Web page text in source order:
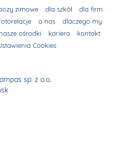
zimowe dla szkół
dla firm
o nas
dlaczego my
nasze ośrodki kariera
kontakt
Cookies
sp. z o.o.